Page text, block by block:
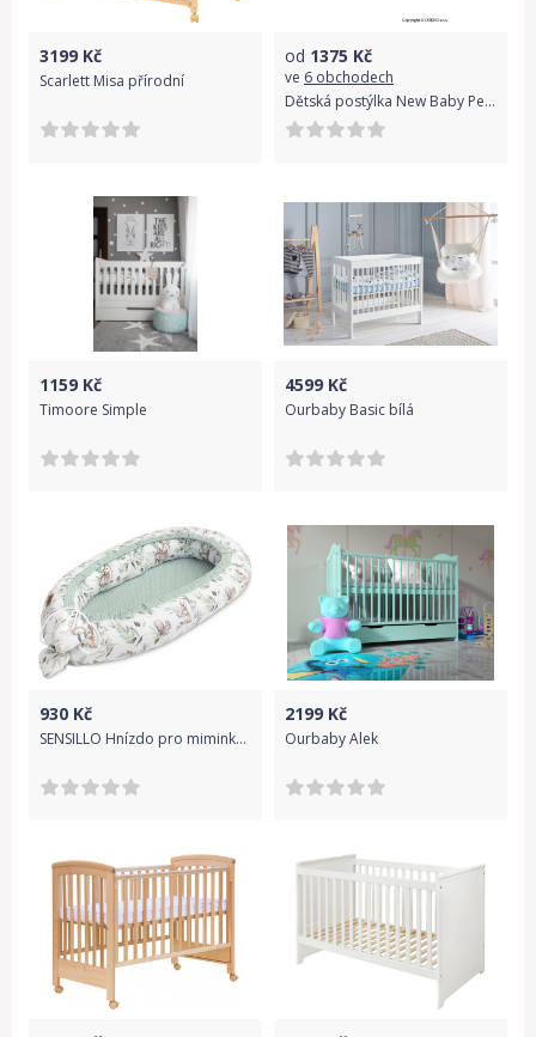
3199 Kč
Scarlett Misa přírodní
od 1375 Kč
ve 6 obchodech
Dětská postýlka New Baby Peter - přírodní
1159 Kč
Timoore Simple
4599 Kč
Ourbaby Basic bílá
930 Kč
SENSILLO Hnízdo pro miminko waffle FOREST ADVENTURE 80x45 cm
2199 Kč
Ourbaby Alek